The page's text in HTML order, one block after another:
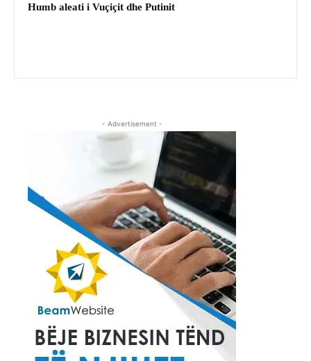
Humb aleati i Vuçiçit dhe Putinit
- Advertisement -